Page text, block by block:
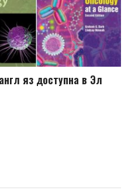
яз доступна в Эл